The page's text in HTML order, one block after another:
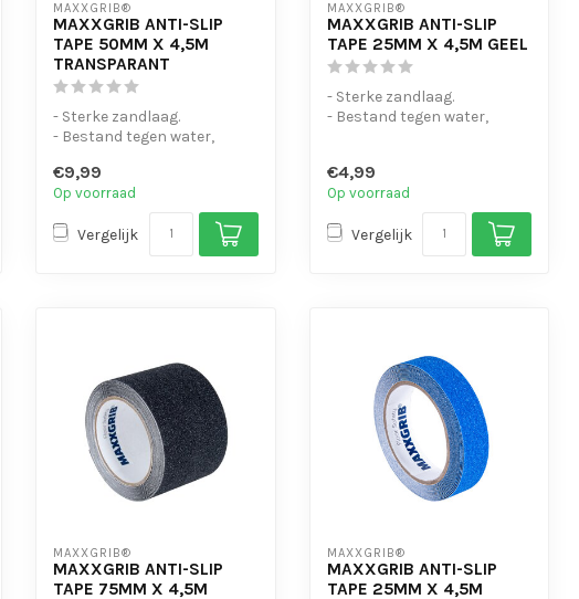
MAXXGRIB®
MAXXGRIB ANTI-SLIP
TAPE 50MM X 4,5M
TRANSPARANT
- Sterke zandlaag.
- Bestand tegen water,
- Is eenvo...
€9,99
Op voorraad
Vergelijk
MAXXGRIB®
MAXXGRIB ANTI-SLIP
TAPE 25MM X 4,5M GEEL
- Sterke zandlaag.
- Bestand tegen water,
€4,99
Op voorraad
Vergelijk
MAXXGRIB®
MAXXGRIB ANTI-SLIP
TAPE 75MM X 4,5M
MAXXGRIB®
MAXXGRIB ANTI-SLIP
TAPE 25MM X 4,5M